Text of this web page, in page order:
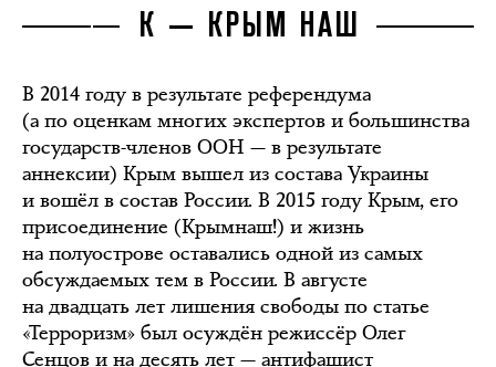
К — КРЫМ НАШ
В 2014 году в результате референдума
(а по оценкам многих экспертов и большинства
государств-членов ООН — в результате
аннексии) Крым вышел из состава Украины
и вошёл в состав России. В 2015 году Крым, его
присоединение (Крымнаш!) и жизнь
на полуострове оставались одной из самых
обсуждаемых тем в России. В августе
на двадцать лет лишения свободы по статье
«Терроризм» был осуждён режиссёр Олег
Сенцов и на десять лет — антифашист